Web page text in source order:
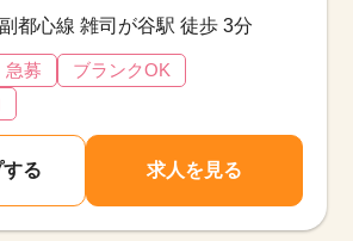
都心線 雑司が谷駅 徒歩 3分
急募
ブランクOK
る 求人を見る